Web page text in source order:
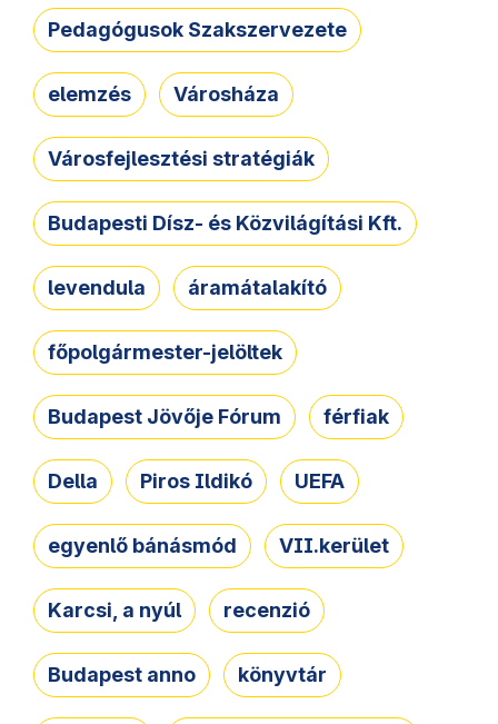
Pedagógusok Szakszervezete
elemzés Városháza
Városfejlesztési stratégiák
Budapesti Dísz- és Közvilágítási Kft.
levendula áramátalakító
főpolgármester-jelöltek
Budapest Jövője Fórum férfiak
Della Piros Ildikó UEFA
egyenlő bánásmód VII.kerület
Karcsi, a nyúl recenzió
Budapest anno könyvtár